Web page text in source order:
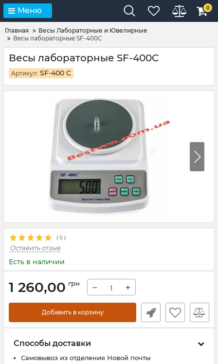
Меню 0
Главная
Весы Лабораторные и Ювелирные
Весы лабораторные SF-400C
Весы лабораторные SF-400C
Артикул: SF-400 C
( 0 )
Оставить отзыв
Есть в наличии
1 260,00 грн − +
Добавить в корзину
Способы доставки
Самовывоз из отделения Новой почты